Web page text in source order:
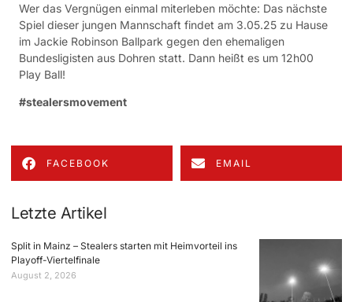
Wer das Vergnügen einmal miterleben möchte: Das nächste
Spiel dieser jungen Mannschaft findet am 3.05.25 zu Hause
im Jackie Robinson Ballpark gegen den ehemaligen
Bundesligisten aus Dohren statt. Dann heißt es um 12h00
Play Ball!
#stealersmovement
FACEBOOK EMAIL
Letzte Artikel
Split in Mainz – Stealers starten mit Heimvorteil ins
Playoff-Viertelfinale
August 2, 2026